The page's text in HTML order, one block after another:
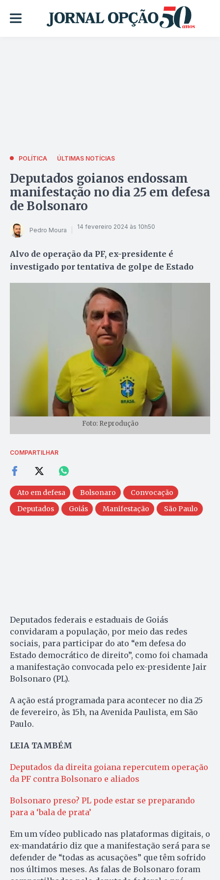
POLÍTICA ÚLTIMAS NOTÍCIAS
Deputados goianos endossam
manifestação no dia 25 em defesa
de Bolsonaro
Pedro Moura 14 fevereiro 2024 às 10h50
Alvo de operação da PF, ex-presidente é
investigado por tentativa de golpe de Estado
Foto: Reprodução
COMPARTILHAR
Ato em defesa Bolsonaro
Convocação
Deputados
Goiás Manifestação São Paulo
Deputados federais e estaduais de Goiás
convidaram a população, por meio das redes
sociais, para participar do ato “em defesa do
Estado democrático de direito”, como foi chamada
a manifestação convocada pelo ex-presidente Jair
Bolsonaro (PL).
A ação está programada para acontecer no dia 25
de fevereiro, às 15h, na Avenida Paulista, em São
Paulo.
LEIA TAMBÉM
Deputados da direita goiana repercutem operação
da PF contra Bolsonaro e aliados
Bolsonaro preso? PL pode estar se preparando
para a ‘bala de prata’
Em um vídeo publicado nas plataformas digitais, o
ex-mandatário diz que a manifestação será para se
defender de “todas as acusações” que têm sofrido
nos últimos meses. As falas de Bolsonaro foram